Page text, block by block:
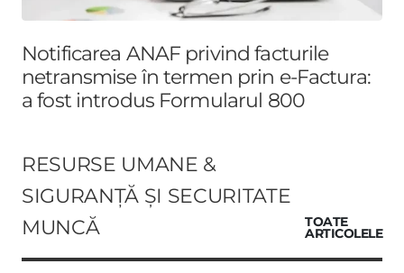
Notificarea ANAF privind facturile
netransmise în termen prin e-Factura:
a fost introdus Formularul 800
RESURSE UMANE &
SIGURANȚĂ ȘI SECURITATE
MUNCĂ
TOATE
ARTICOLELE